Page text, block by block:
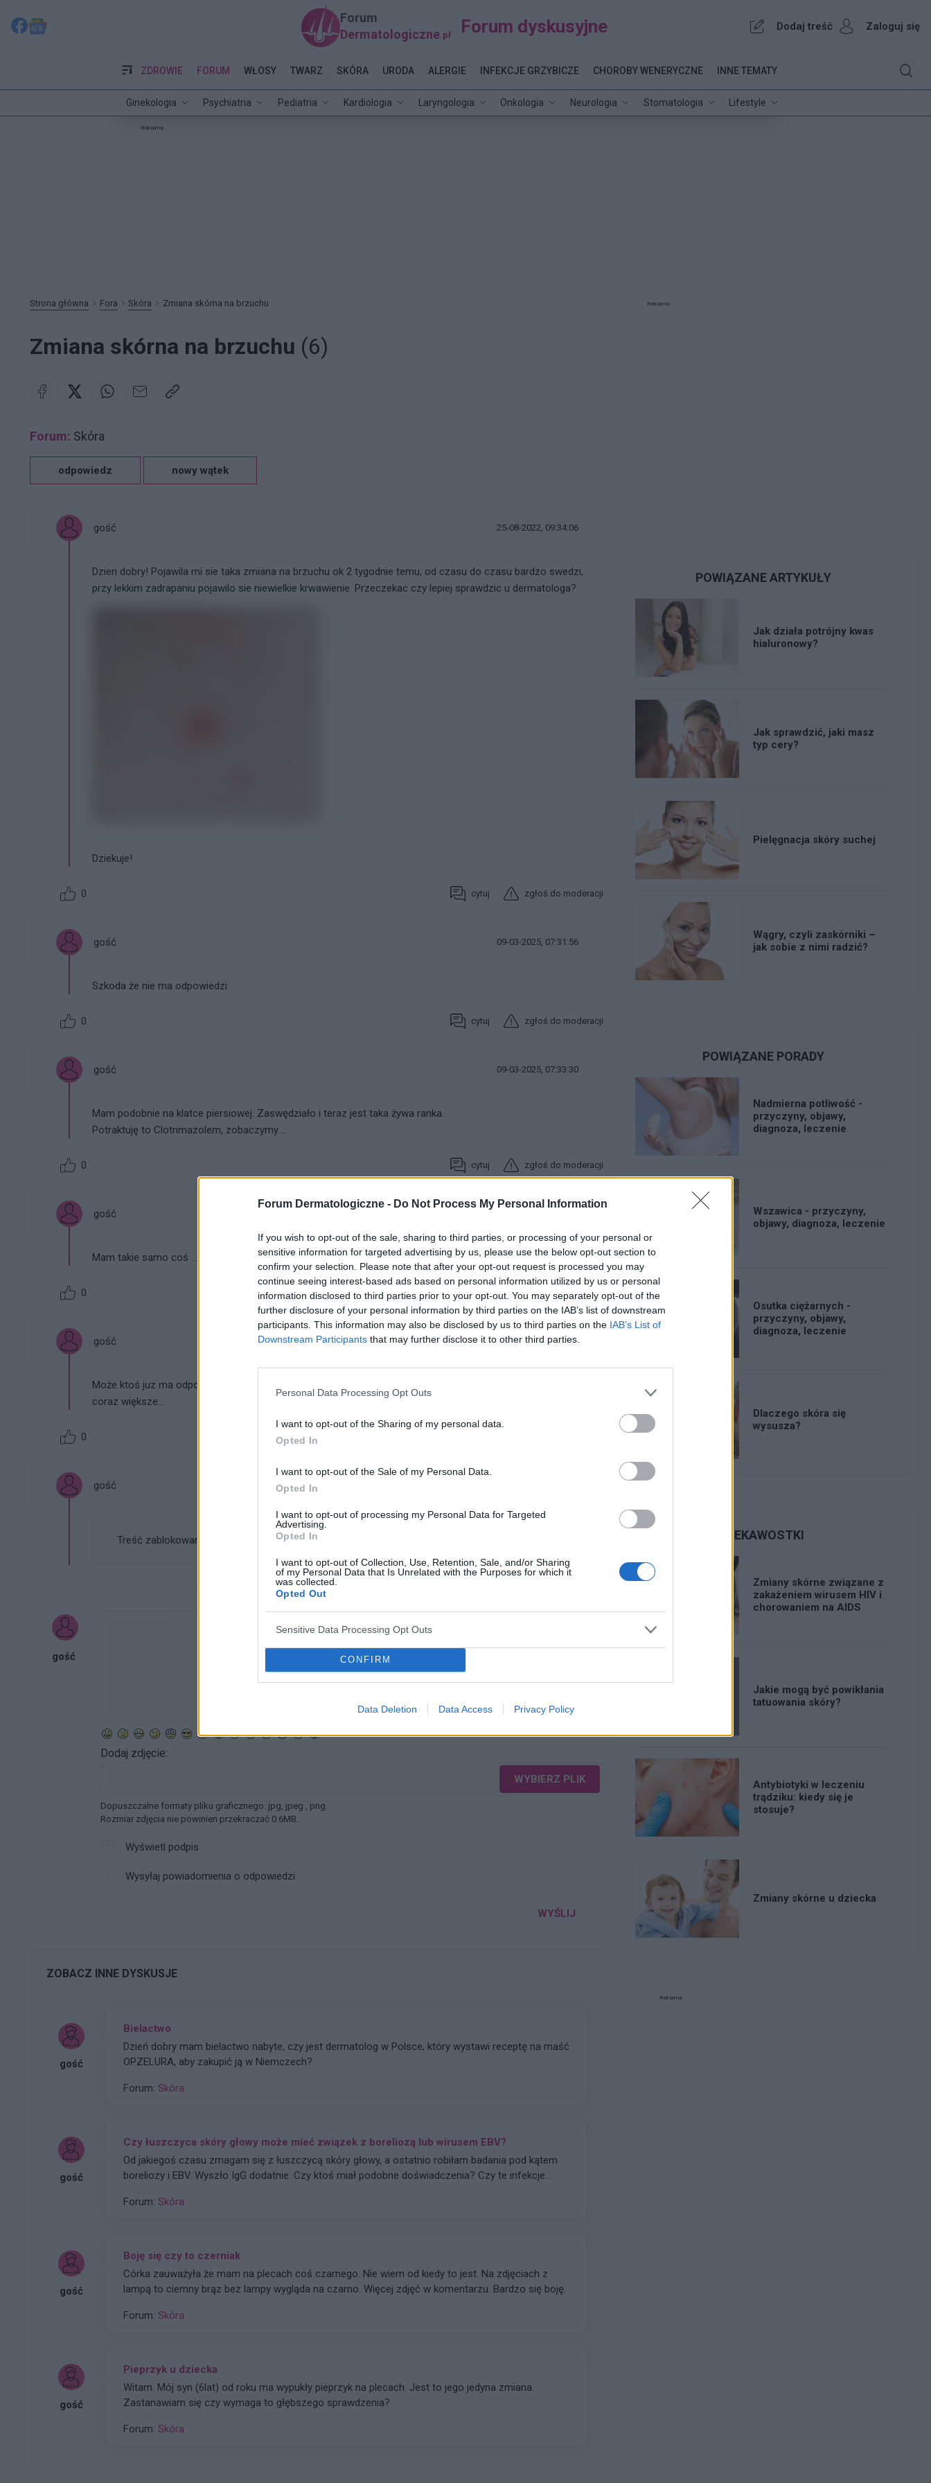
Forum Dermatologiczne - Do Not Process My Personal Information
If you wish to opt-out of the sale, sharing to third parties, or processing of your personal or
sensitive information for targeted advertising by us, please use the below opt-out section to
confirm your selection. Please note that after your opt-out request is processed you may
continue seeing interest-based ads based on personal information utilized by us or personal
information disclosed to third parties prior to your opt-out. You may separately opt-out of the
further disclosure of your personal information by third parties on the IAB’s list of downstream
participants. This information may also be disclosed by us to third parties on the IAB’s List of
Downstream Participants that may further disclose it to other third parties.
Personal Data Processing Opt Outs
I want to opt-out of the Sharing of my personal data.
Opted In
I want to opt-out of the Sale of my Personal Data.
Opted In
I want to opt-out of processing my Personal Data for Targeted
Advertising.
Opted In
I want to opt-out of Collection, Use, Retention, Sale, and/or Sharing
of my Personal Data that Is Unrelated with the Purposes for which it
was collected.
Opted Out
Sensitive Data Processing Opt Outs
CONFIRM
Data Deletion Data Access Privacy Policy
Forum
Dermatologiczne .pl Forum dyskusyjne Dodaj treść Zaloguj się
ZDROWIE
Ginekologia Psychiatria Pediatria Kardiologia Laryngologia Onkologia Neurologia Stomatologia Lifestyle
FORUM WŁOSY TWARZ SKÓRA URODA ALERGIE INFEKCJE GRZYBICZE CHOROBY WENERYCZNE INNE TEMATY
Reklama:
Strona główna Fora Skóra Zmiana skórna na brzuchu
Zmiana skórna na brzuchu (6)
Forum: Skóra
odpowiedz nowy wątek
gość 25-08-2022, 09:34:06
Dzien dobry! Pojawila mi sie taka zmiana na brzuchu ok 2 tygodnie temu, od czasu do czasu bardzo swedzi,
przy lekkim zadrapaniu pojawilo sie niewielkie krwawienie. Przeczekac czy lepiej sprawdzic u dermatologa?
Dziekuje!
0 cytuj zgłoś do moderacji
gość 09-03-2025, 07:31:56
Szkoda że nie ma odpowiedzi
0 cytuj zgłoś do moderacji
gość 09-03-2025, 07:33:30
Mam podobnie na klatce piersiowej. Zaswędziało i teraz jest taka żywa ranka.
Potraktuję to Clotrimazolem, zobaczymy....
0 cytuj zgłoś do moderacji
gość
Mam takie samo coś … , co to jest i jak z tym walczyć ?
0 cytuj zgłoś do moderacji
gość 11-03-2026, 18:35:31
Może ktoś juz ma odpowiedź, bo mam takie samo , od czasu do czasu zasiedzi, ale zaczyna robi sie robic
coraz większe...
0
gość
Treść zablokowana przez moderatora
gość
Dodaj zdjęcie:
WYBIERZ PLIK
Dopuszczalne formaty pliku graficznego: jpg, jpeg , png.
Rozmiar zdjęcia nie powinien przekraczać 0.6MB.
Wyświetl podpis
Wysyłaj powiadomienia o odpowiedzi
WYŚLIJ
ZOBACZ INNE DYSKUSJE
gość
Bielactwo
Dzień dobry mam bielactwo nabyte, czy jest dermatolog w Polsce, który wystawi receptę na maść
OPZELURA, aby zakupić ją w Niemczech?
Forum:Skóra
gość
Czy łuszczyca skóry głowy może mieć związek z boreliozą lub wirusem EBV?
Od jakiegoś czasu zmagam się z łuszczycą skóry głowy, a ostatnio robiłam badania pod kątem
boreliozy i EBV. Wyszło IgG dodatnie. Czy ktoś miał podobne doświadczenia? Czy te infekcje
Forum:Skóra
gość
Boję się czy to czerniak
Córka zauważyła że mam na plecach coś czarnego. Nie wiem od kiedy to jest. Na zdjęciach z
lampą to ciemny brąz bez lampy wygląda na czarno. Więcej zdjęć w komentarzu. Bardzo się boję.
Forum:Skóra
gość
Pieprzyk u dziecka
Witam. Mój syn (6lat) od roku ma wypukły pieprzyk na plecach. Jest to jego jedyna zmiana.
Zastanawiam się czy wymaga to głębszego sprawdzenia?
Forum:Skóra
Reklama:
POWIĄZANE ARTYKUŁY
Jak działa potrójny kwas
hialuronowy?
Jak sprawdzić, jaki masz
typ cery?
Pielęgnacja skóry suchej
Wągry, czyli zaskórniki –
jak sobie z nimi radzić?
POWIĄZANE PORADY
Nadmierna potliwość -
przyczyny, objawy,
diagnoza, leczenie
Wszawica - przyczyny,
objawy, diagnoza, leczenie
Osutka ciężarnych -
przyczyny, objawy,
diagnoza, leczenie
Dlaczego skóra się
wysusza?
CIEKAWOSTKI
Zmiany skórne związane z
zakażeniem wirusem HIV i
chorowaniem na AIDS
Jakie mogą być powikłania
tatuowania skóry?
Antybiotyki w leczeniu
trądziku: kiedy się je
stosuje?
Zmiany skórne u dziecka
Reklama: